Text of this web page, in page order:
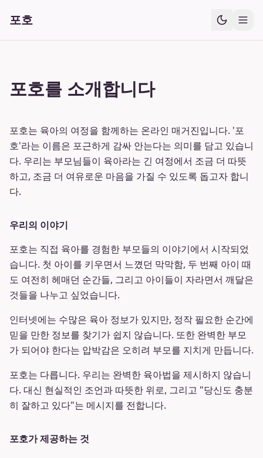
포호
포호를 소개합니다
포호는 육아의 여정을 함께하는 온라인 매거진입니다. '포
호'라는 이름은 포근하게 감싸 안는다는 의미를 담고 있습니
다. 우리는 부모님들이 육아라는 긴 여정에서 조금 더 따뜻
하고, 조금 더 여유로운 마음을 가질 수 있도록 돕고자 합니
다.
우리의 이야기
포호는 직접 육아를 경험한 부모들의 이야기에서 시작되었
습니다. 첫 아이를 키우면서 느꼈던 막막함, 두 번째 아이 때
도 여전히 헤매던 순간들, 그리고 아이들이 자라면서 깨달은
것들을 나누고 싶었습니다.
인터넷에는 수많은 육아 정보가 있지만, 정작 필요한 순간에
믿을 만한 정보를 찾기가 쉽지 않습니다. 또한 완벽한 부모
가 되어야 한다는 압박감은 오히려 부모를 지치게 만듭니다.
포호는 다릅니다. 우리는 완벽한 육아법을 제시하지 않습니
다. 대신 현실적인 조언과 따뜻한 위로, 그리고 "당신도 충분
히 잘하고 있다"는 메시지를 전합니다.
포호가 제공하는 것